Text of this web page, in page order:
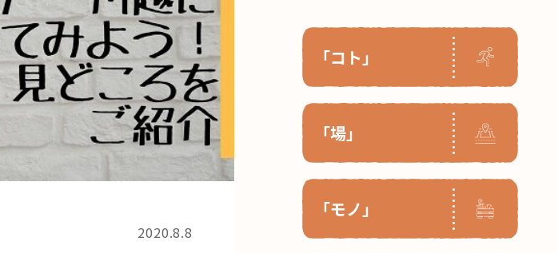
「コト」
「場」
「モノ」
記事検索
2020.8.8